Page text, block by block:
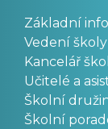
Základní
Vedení školy
Kancelář
Učitelé a
Školní
Školní